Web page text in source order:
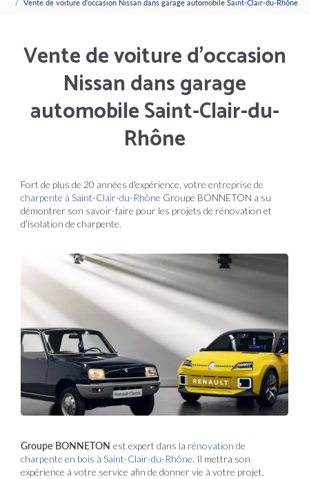
Vente de voiture d'occasion Nissan dans garage automobile Saint-Clair-du-Rhône
Vente de voiture d'occasion
Nissan dans garage
automobile Saint-Clair-du-
Rhône
Fort de plus de 20 années d'expérience, votre entreprise de
charpente à Saint-Clair-du-Rhône Groupe BONNETON a su
démontrer son savoir-faire pour les projets de rénovation et
d'isolation de charpente.
Groupe BONNETON est expert dans la rénovation de
charpente en bois à Saint-Clair-du-Rhône. Il mettra son
expérience à votre service afin de donner vie à votre projet.